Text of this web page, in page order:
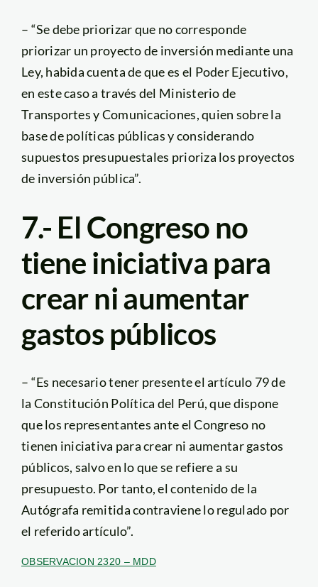
– “Se debe priorizar que no corresponde
priorizar un proyecto de inversión mediante una
Ley, habida cuenta de que es el Poder Ejecutivo,
en este caso a través del Ministerio de
Transportes y Comunicaciones, quien sobre la
base de políticas públicas y considerando
supuestos presupuestales prioriza los proyectos
de inversión pública”.
7.- El Congreso no
tiene iniciativa para
crear ni aumentar
gastos públicos
– “Es necesario tener presente el artículo 79 de
la Constitución Política del Perú, que dispone
que los representantes ante el Congreso no
tienen iniciativa para crear ni aumentar gastos
públicos, salvo en lo que se refiere a su
presupuesto. Por tanto, el contenido de la
Autógrafa remitida contraviene lo regulado por
el referido artículo”.
OBSERVACION 2320 – MDD